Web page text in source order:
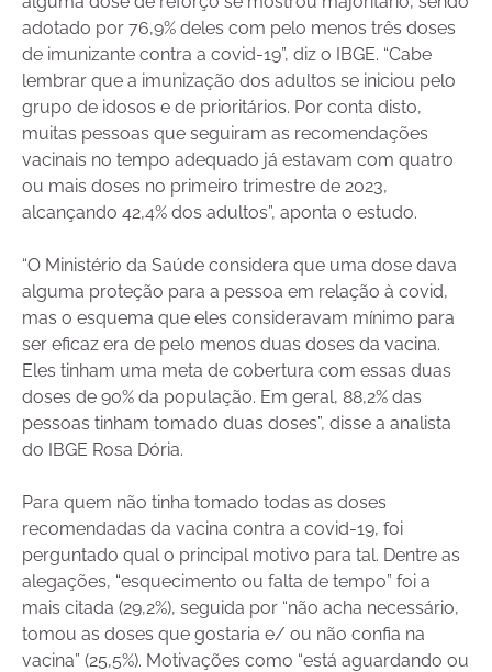
adotado por 76,9% deles com pelo menos três doses
de imunizante contra a covid-19”, diz o IBGE. “Cabe
lembrar que a imunização dos adultos se iniciou pelo
grupo de idosos e de prioritários. Por conta disto,
muitas pessoas que seguiram as recomendações
vacinais no tempo adequado já estavam com quatro
ou mais doses no primeiro trimestre de 2023,
alcançando 42,4% dos adultos”, aponta o estudo.
“O Ministério da Saúde considera que uma dose dava
alguma proteção para a pessoa em relação à covid,
mas o esquema que eles consideravam mínimo para
ser eficaz era de pelo menos duas doses da vacina.
Eles tinham uma meta de cobertura com essas duas
doses de 90% da população. Em geral, 88,2% das
pessoas tinham tomado duas doses”, disse a analista
do IBGE Rosa Dória.
Para quem não tinha tomado todas as doses
recomendadas da vacina contra a covid-19, foi
perguntado qual o principal motivo para tal. Dentre as
alegações, “esquecimento ou falta de tempo” foi a
mais citada (29,2%), seguida por “não acha necessário,
tomou as doses que gostaria e/ ou não confia na
vacina” (25,5%). Motivações como “está aguardando ou